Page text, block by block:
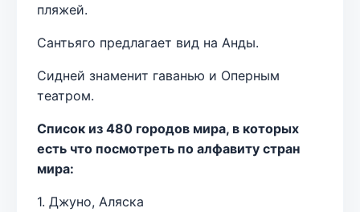
пляжей.
Сантьяго предлагает вид на Анды.
Сидней знаменит гаванью и Оперным
театром.
Список из 480 городов мира, в которых
есть что посмотреть по алфавиту стран
мира:
1. Джуно, Аляска